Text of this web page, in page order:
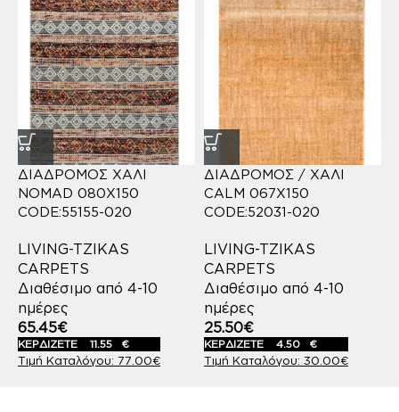
ΔΙΑΔΡΟΜΟΣ ΧΑΛΙ
NOMAD 080X150
CODE:55155-020
LIVING-TZIKAS
CARPETS
Διαθέσιμο από 4-10
ημέρες
77.00€
65.45€
ΚΕΡΔΙΖΕΤΕ 11.55 €
ΔΙΑΔΡΟΜΟΣ / ΧΑΛΙ
CALM 067X150
CODE:52031-020
LIVING-TZIKAS
CARPETS
Διαθέσιμο από 4-10
ημέρες
30.00€
25.50€
ΚΕΡΔΙΖΕΤΕ 4.50 €